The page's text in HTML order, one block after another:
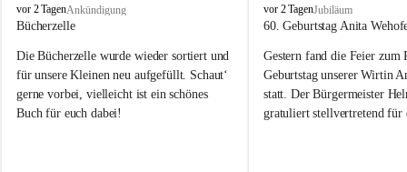
T
o
a
j
vor 2 TagenAnkündigung
Bücherzelle
Die Bücherzelle wurde wieder sortiert und
für unsere Kleinen neu aufgefüllt. Schaut‘
gerne vorbei, vielleicht ist ein schönes
Buch für euch dabei!
T
o
a
j
vor 2 TagenJubiläum
60. Geburtstag Anita
Gestern fand die Feier zum
Geburtstag unserer Wirtin
statt. Der Bürgermeister
gratuliert stellvertretend für